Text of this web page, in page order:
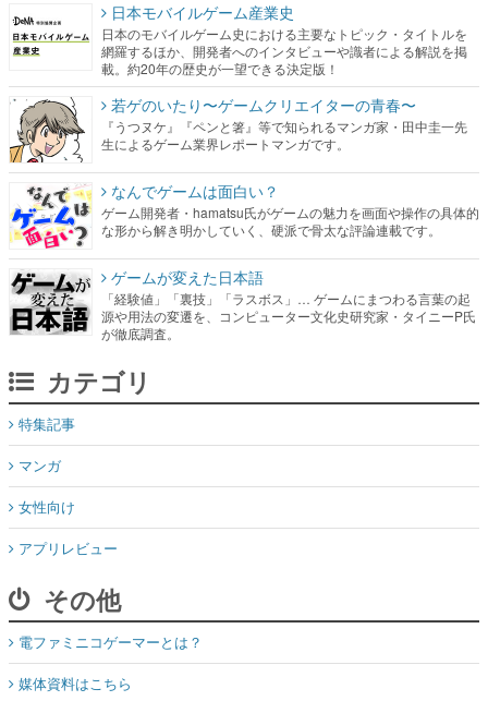
日本モバイルゲーム産業史
日本のモバイルゲーム史における主要なトピック・タイトルを
網羅するほか、開発者へのインタビューや識者による解説を掲
載。約20年の歴史が一望できる決定版！
若ゲのいたり〜ゲームクリエイターの青春〜
『うつヌケ』『ペンと箸』等で知られるマンガ家・田中圭一先
生によるゲーム業界レポートマンガです。
なんでゲームは面白い？
ゲーム開発者・hamatsu氏がゲームの魅力を画面や操作の具体的
な形から解き明かしていく、硬派で骨太な評論連載です。
ゲームが変えた日本語
「経験値」「裏技」「ラスボス」… ゲームにまつわる言葉の起
源や用法の変遷を、コンピューター文化史研究家・タイニーP氏
が徹底調査。
カテゴリ
特集記事
マンガ
女性向け
アプリレビュー
その他
電ファミニコゲーマーとは？
媒体資料はこちら